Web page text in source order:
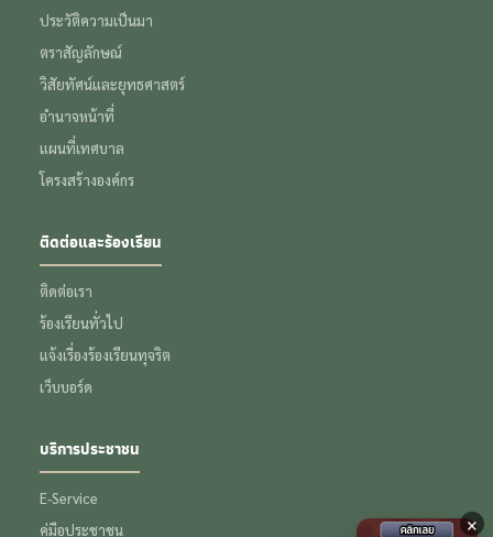
ประวัติความเป็นมา
ตราสัญลักษณ์
วิสัยทัศน์และยุทธศาสตร์
อำนาจหน้าที่
แผนที่เทศบาล
โครงสร้างองค์กร
ติดต่อและร้องเรียน
ติดต่อเรา
ร้องเรียนทั่วไป
แจ้งเรื่องร้องเรียนทุจริต
เว็บบอร์ด
บริการประชาชน
E-Service
คู่มือประชาชน
×